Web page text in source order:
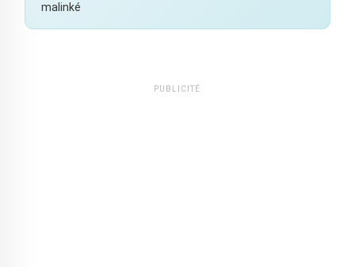
malinké
PUBLICITÉ